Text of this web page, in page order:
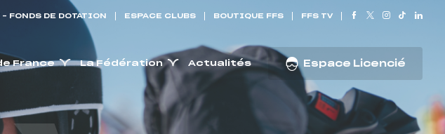
FONDS DE DOTATION ESPACE CLUBS BOUTIQUE FFS FFS TV
France La Fédération Actualités Espace Licencié